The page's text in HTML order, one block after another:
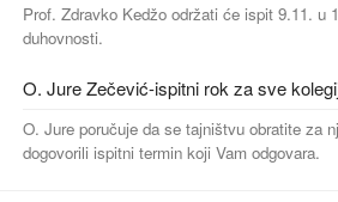
Prof. Zdravko Kedžo održati će ispit 9.11. u
duhovnosti.
O. Jure Zečević-ispitni rok za sve
O. Jure poručuje da se tajništvu obratite za
dogovorili ispitni termin koji Vam odgovara.